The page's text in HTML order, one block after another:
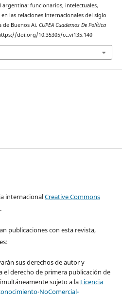
funcionarios, intelectuales,
las relaciones internacionales del siglo
de Buenos Ai. CUPEA Cuadernos De Política
doi.org/10.35305/cc.vi135.140
internacionalCreative Commons
.
publicaciones con esta revista,
sus derechos de autor y
el derecho de primera publicación de
sujeto a la Licencia
NoComercial-